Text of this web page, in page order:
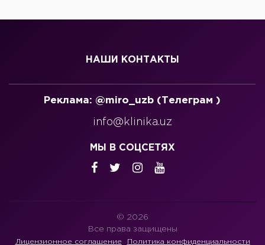
НАШИ КОНТАКТЫ
Реклама: @miro_uzb (Телеграм )
info@klinika.uz
МЫ В СОЦСЕТЯХ
© 2026
Все права защищены
Лицензионное соглашение Политика конфиденциальности